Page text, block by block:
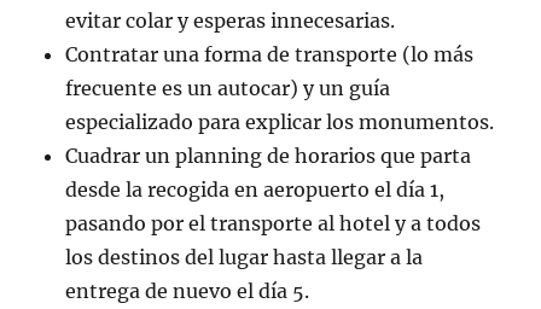
evitar colar y esperas innecesarias.
Contratar una forma de transporte (lo más
frecuente es un autocar) y un guía
especializado para explicar los monumentos.
Cuadrar un planning de horarios que parta
desde la recogida en aeropuerto el día 1,
pasando por el transporte al hotel y a todos
los destinos del lugar hasta llegar a la
entrega de nuevo el día 5.